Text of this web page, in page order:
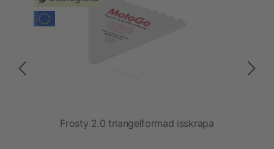
Frosty 2.0 triangelformad isskrapa